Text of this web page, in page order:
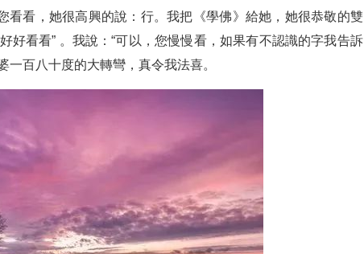
看看，她很高興的說：行。我把《學佛》給她，她很恭敬的雙
好看看” 。我說：“可以，您慢慢看，如果有不認識的字我告訴
一百八十度的大轉彎，真令我法喜。